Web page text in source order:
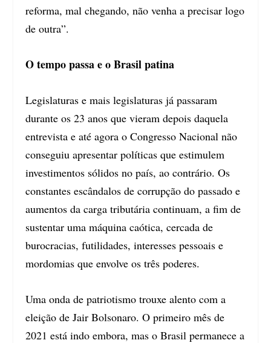
reforma, mal chegando, não venha a precisar logo
de outra”.
O tempo passa e o Brasil patina
Legislaturas e mais legislaturas já passaram
durante os 23 anos que vieram depois daquela
entrevista e até agora o Congresso Nacional não
conseguiu apresentar políticas que estimulem
investimentos sólidos no país, ao contrário. Os
constantes escândalos de corrupção do passado e
aumentos da carga tributária continuam, a fim de
sustentar uma máquina caótica, cercada de
burocracias, futilidades, interesses pessoais e
mordomias que envolve os três poderes.
Uma onda de patriotismo trouxe alento com a
eleição de Jair Bolsonaro. O primeiro mês de
2021 está indo embora, mas o Brasil permanece a